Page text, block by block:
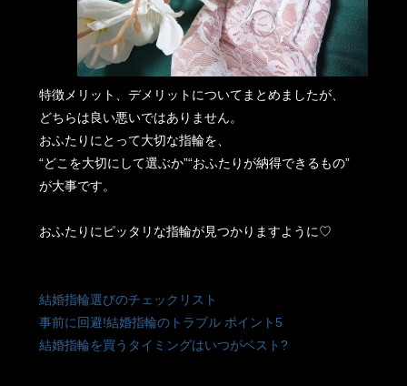
特徴メリット、デメリットについてまとめましたが、
どちらは良い悪いではありません。
おふたりにとって大切な指輪を、
“どこを大切にして選ぶか”“おふたりが納得できるもの”
が大事です。
おふたりにピッタリな指輪が見つかりますように♡
結婚指輪選びのチェックリスト
事前に回避!結婚指輪のトラブル ポイント5
結婚指輪を買うタイミングはいつがベスト?